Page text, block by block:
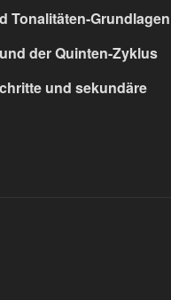
Tonalitäten-Grundlagen
der Quinten-Zyklus
und sekundäre